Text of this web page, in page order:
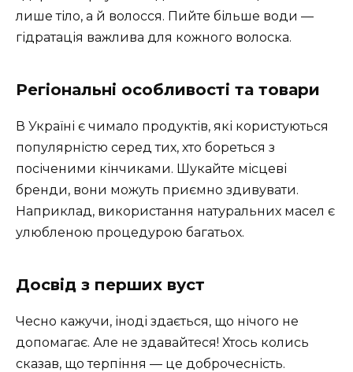
лише тіло, а й волосся. Пийте більше води —
гідратація важлива для кожного волоска.
Регіональні особливості та товари
В Україні є чимало продуктів, які користуються
популярністю серед тих, хто бореться з
посіченими кінчиками. Шукайте місцеві
бренди, вони можуть приємно здивувати.
Наприклад, використання натуральних масел є
улюбленою процедурою багатьох.
Досвід з перших вуст
Чесно кажучи, іноді здається, що нічого не
допомагає. Але не здавайтеся! Хтось колись
сказав, що терпіння — це доброчесність.